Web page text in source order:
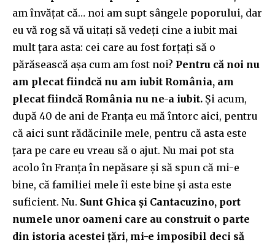
am învățat că… noi am supt sângele poporului, dar
eu vă rog să vă uitați să vedeți cine a iubit mai
mult țara asta: cei care au fost forțați să o
părăsească așa cum am fost noi? Pentru că noi nu
am plecat fiindcă nu am iubit România, am
plecat fiindcă România nu ne-a iubit. Și acum,
după 40 de ani de Franța eu mă întorc aici, pentru
că aici sunt rădăcinile mele, pentru că asta este
țara pe care eu vreau să o ajut. Nu mai pot sta
acolo în Franța în nepăsare și să spun că mi-e
bine, că familiei mele îi este bine și asta este
suficient. Nu. Sunt Ghica și Cantacuzino, port
numele unor oameni care au construit o parte
din istoria acestei țări, mi-e imposibil deci să